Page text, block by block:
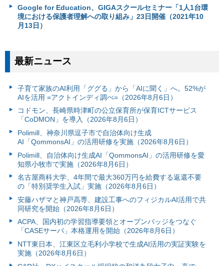
Google for Education、GIGAスクールセミナー「1人1台環
境における保護者理解への取り組み」23日開催（2021年10
月13日）
最新ニュース
子育て家族のAI利用「ググる」から「AIに聞く」へ。52%が
AIを活用 =アクトインディ調べ=（2026年8月6日）
コドモン、長崎県時津町の公立保育所が保育ICTサービス
「CoDMON」を導入（2026年8月6日）
Polimill、神奈川県逗子市で自治体向け生成
AI「QommonsAI」の活用研修を実施（2026年8月6日）
Polimill、自治体向け生成AI「QommonsAI」の活用研修を愛
知県小牧市で実施（2026年8月6日）
名古屋商科大学、4年間で最大360万円を給費する返還不要
の「特別奨学生入試」実施（2026年8月6日）
安藤ハザマと神戸高専、建設工事へのフィジカルAI活用で共
同研究を開始（2026年8月6日）
ACPA、国内初の学習指導要領とオープンバッジをつなぐ
「CASEサーバ」本格運用を開始（2026年8月6日）
NTT東日本、江東区立毛利小学校で生成AI活用の実証実験を
実施（2026年8月6日）